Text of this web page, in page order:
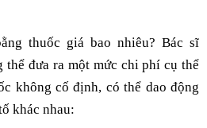
thuốc giá bao nhiêu? Bác sĩ
thể đưa ra một mức chi phí cụ thể
không cố định, có thể dao động
khác nhau: